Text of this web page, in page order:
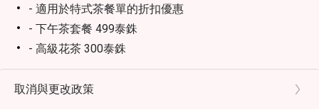
- 適用於特式茶餐單的折扣優惠
- 下午茶套餐 499泰銖
- 高級花茶 300泰銖
- 夏日甜點 250泰銖
- 香草波本椰子 250泰銖
取消與更改政策